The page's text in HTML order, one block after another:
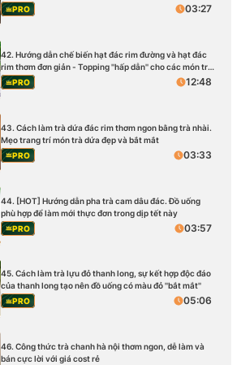
doanh.
PRO 03:27
42. Hướng dẫn chế biến hạt đác rim đường và hạt đác
rim thơm đơn giản - Topping ''hấp dẫn'' cho các món trà
trái cây
PRO 12:48
43. Cách làm trà dứa đác rim thơm ngon bằng trà nhài.
Mẹo trang trí món trà dứa đẹp và bắt mắt
PRO
03:33
44. [HOT] Hướng dẫn pha trà cam dâu đác. Đồ uống
phù hợp để làm mới thực đơn trong dịp tết này
PRO
03:57
45. Cách làm trà lựu đỏ thanh long, sự kết hợp độc đáo
của thanh long tạo nên đồ uống có màu đỏ ''bắt mắt''
PRO
05:06
46. Công thức trà chanh hà nội thơm ngon, dễ làm và
bán cực lời với giá cost rẻ